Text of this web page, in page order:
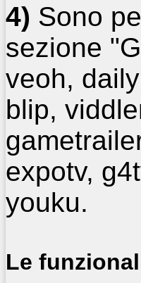
4) Sono
sezione
veoh,
blip,
expotv,
youku.
Le